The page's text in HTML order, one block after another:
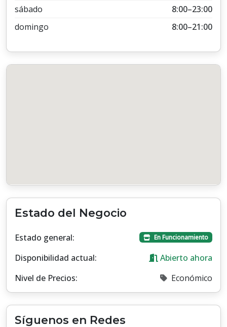
sábado
8:00–23:00
domingo
8:00–21:00
Estado del Negocio
Estado general: En Funcionamiento
Disponibilidad actual:
Abierto ahora
Nivel de Precios:
Económico
Síguenos en Redes